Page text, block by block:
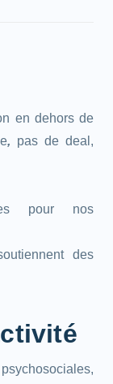
en dehors de
, pas de deal,
pour nos
des